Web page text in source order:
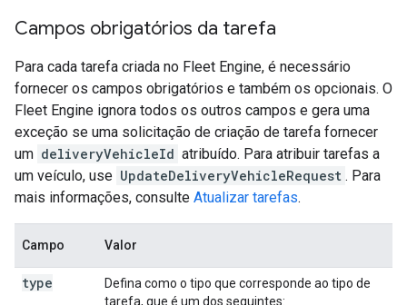
Campos obrigatórios da tarefa
Para cada tarefa criada no Fleet Engine, é necessário
fornecer os campos obrigatórios e também os opcionais. O
Fleet Engine ignora todos os outros campos e gera uma
exceção se uma solicitação de criação de tarefa fornecer
um deliveryVehicleId atribuído. Para atribuir tarefas a
um veículo, use UpdateDeliveryVehicleRequest . Para
mais informações, consulte Atualizar tarefas.
Campo Valor
type
Defina como o tipo que corresponde ao tipo de
tarefa, que é um dos seguintes: